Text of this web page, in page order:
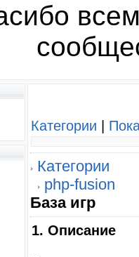
Категории
Категории
php-fusion
База игр
1. Описание